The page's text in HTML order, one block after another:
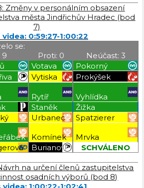
Změny v personálním obsazení
města Jindřichův Hradec (bod
7)
videa: 0:59:27-1:00:22
se:
9
Proti: 0
Neúčast: 3
Votava
Pokorný
Vytiska
Prokýšek
Rytíř
Vyhlídka
Staněk
Žižka
Urbanec
Spatzierer
Komínek
Mrvka
Burianová
SCHVÁLENO
na určení členů zastupitelstva
osadních výborů (bod 8)